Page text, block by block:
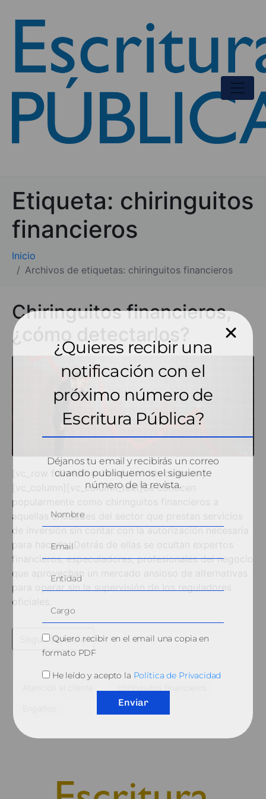
Etiqueta: chiringuitos
financieros
Inicio
Archivos de etiquetas: chiringuitos financieros
Chiringuitos financieros,
¿cómo detectarlos?
[vc_row fullwidth=»has-fullwidth-column»]
[vc_column][vc_column_text]Se conocen
popularmente como chiringuitos financieros a
aquellas entidades del sector que prestan servicios
de inversión sin contar con la autorización necesaria
para hacerlo. Detrás de ellas se ocultan expertos
financieros, especuladores, profesionales del negocio
que aprovechan un mercado ansioso de alternativas
para operar sin la supervisión de los reguladores
oficiales.
Seguir leyendo
¿Quieres recibir una
notificación con el
próximo número de
Escritura Pública?
Déjanos tu email y recibirás un correo
cuando publiquemos el siguiente
número de la revista.
Quiero recibir en el email una copia en
formato PDF
He leído y acepto la Política de Privacidad
Enviar